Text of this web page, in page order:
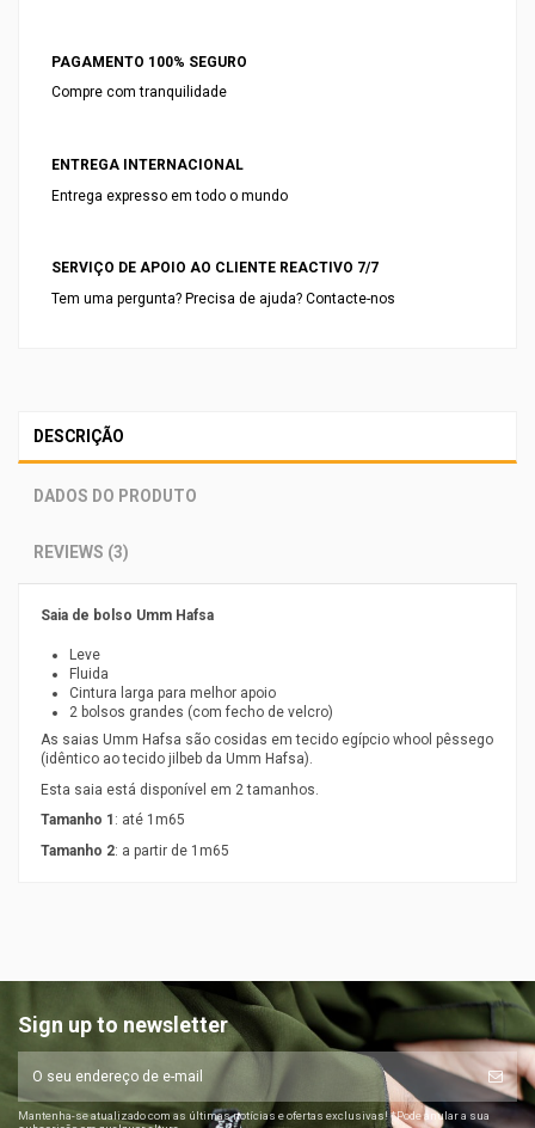
PAGAMENTO 100% SEGURO
Compre com tranquilidade
ENTREGA INTERNACIONAL
Entrega expresso em todo o mundo
SERVIÇO DE APOIO AO CLIENTE REACTIVO 7/7
Tem uma pergunta? Precisa de ajuda? Contacte-nos
DESCRIÇÃO
DADOS DO PRODUTO
REVIEWS (3)
Saia de bolso Umm Hafsa
Leve
Fluida
Cintura larga para melhor apoio
2 bolsos grandes (com fecho de velcro)
As saias Umm Hafsa são cosidas em tecido egípcio whool pêssego
(idêntico ao tecido jilbeb da Umm Hafsa).
Esta saia está disponível em 2 tamanhos.
Tamanho 1 : até 1m65
Tamanho 2: a partir de 1m65
Sign up to newsletter
Mantenha-se atualizado com as últimas notícias e ofertas exclusivas! *Pode anular a sua